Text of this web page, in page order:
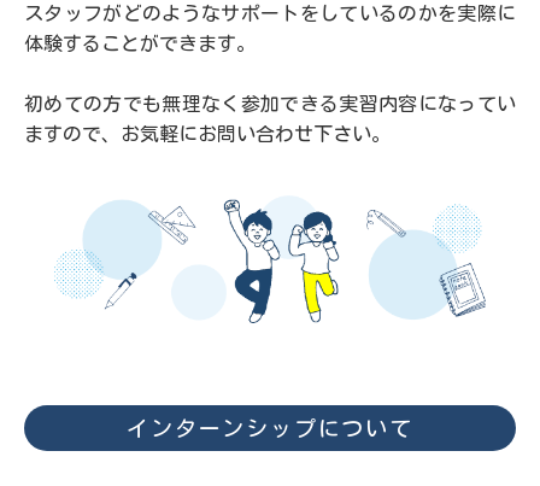
スタッフがどのようなサポートをしているのかを実際に
体験することができます。
初めての方でも無理なく参加できる実習内容になってい
ますので、お気軽にお問い合わせ下さい。
インターンシップについて